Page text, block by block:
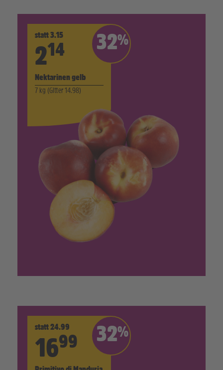
32%
statt 3.15
214
Nektarinen gelb
7 kg (Gitter 14.98)
32%
statt 24.99
1699